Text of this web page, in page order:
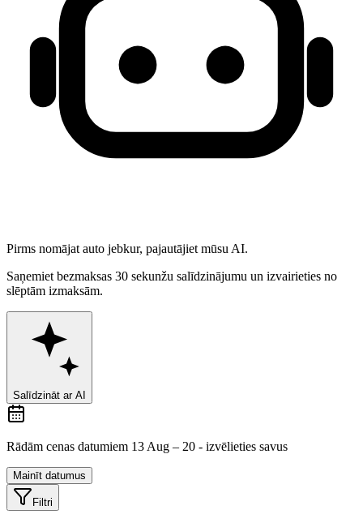
Pirms nomājat auto jebkur, pajautājiet mūsu AI.
Saņemiet bezmaksas 30 sekunžu salīdzinājumu un izvairieties no
slēptām izmaksām.
Salīdzināt ar AI
Rādām cenas datumiem 13 Aug – 20 - izvēlieties savus
Mainīt datumus
Filtri